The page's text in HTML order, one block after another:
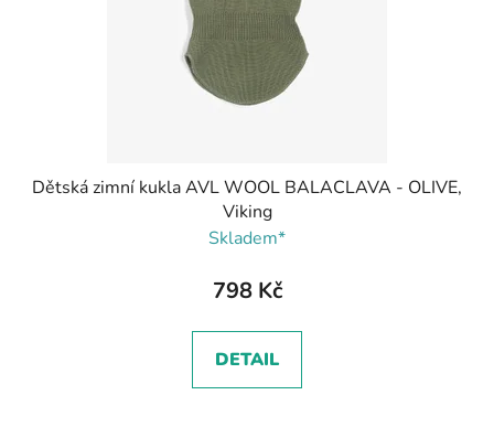
Dětská zimní kukla AVL WOOL BALACLAVA - OLIVE,
Viking
Skladem*
798 Kč
DETAIL